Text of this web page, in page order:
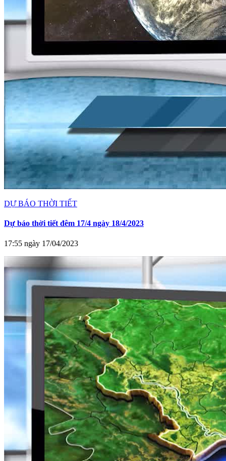
DỰ BÁO THỜI TIẾT
Dự báo thời tiết đêm 17/4 ngày 18/4/2023
17:55 ngày 17/04/2023